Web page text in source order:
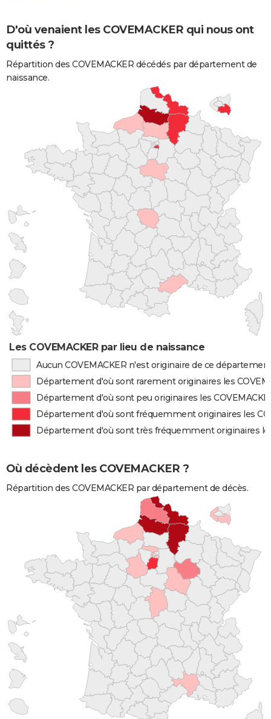
D'où venaient les COVEMACKER qui nous ont
quittés ?
Répartition des COVEMACKER décédés par département de
naissance.
Les COVEMACKER par lieu de naissance
Aucun COVEMACKER n'est originaire de ce
Département d'où sont rarement originaires les
Département d'où sont peu originaires les
Département d'où sont fréquemment originaires les
Département d'où sont très fréquemment originaires
Où décèdent les COVEMACKER ?
Répartition des COVEMACKER par département de décès.